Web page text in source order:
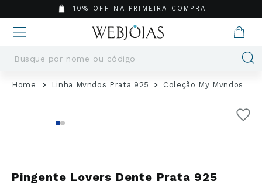
10% OFF NA PRIMEIRA COMPRA
Busque por nome ou código
Linha Mvndos Prata 925 Coleção My Mvndos
Pingente Lovers Dente Prata 925
Termos mais buscados
6º
Argola